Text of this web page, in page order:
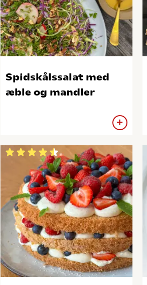
Spidskålssalat med
æble og mandler